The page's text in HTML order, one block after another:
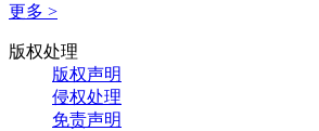
更多 >
版权处理
版权声明
侵权处理
免责声明